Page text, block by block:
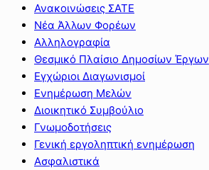
Ανακοινώσεις ΣΑΤΕ
Νέα Άλλων Φορέων
Αλληλογραφία
Θεσμικό Πλαίσιο Δημοσίων Έργων
Εγχώριοι Διαγωνισμοί
Ενημέρωση Μελών
Διοικητικό Συμβούλιο
Γνωμοδοτήσεις
Γενική εργοληπτική ενημέρωση
Ασφαλιστικά